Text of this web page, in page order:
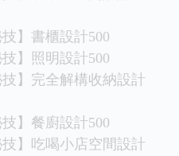
】書櫃設計500
】照明設計500
技】完全解構收納設計
】餐廚設計500
技】吃喝小店空間設計